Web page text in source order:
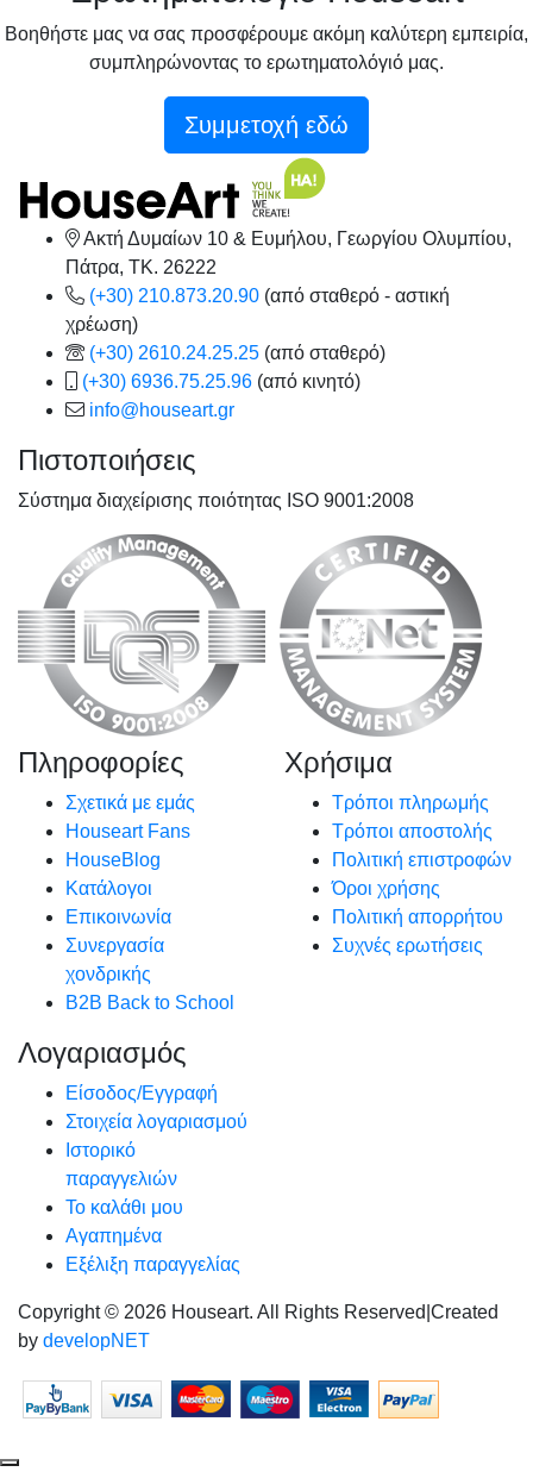
Βοηθήστε μας να σας προσφέρουμε ακόμη καλύτερη εμπειρία,
συμπληρώνοντας το ερωτηματολόγιό μας.
Συμμετοχή εδώ
Ακτή Δυμαίων 10 & Ευμήλου, Γεωργίου Ολυμπίου,
Πάτρα, TK. 26222
(+30) 210.873.20.90 (από σταθερό - αστική
χρέωση)
(+30) 2610.24.25.25 (από σταθερό)
(+30) 6936.75.25.96 (από κινητό)
info@houseart.gr
Πιστοποιήσεις
Σύστημα διαχείρισης ποιότητας ISO 9001:2008
Πληροφορίες
Σχετικά με εμάς
Houseart Fans
HouseBlog
Κατάλογοι
Επικοινωνία
Συνεργασία
χονδρικής
B2B Back to School
Χρήσιμα
Τρόποι πληρωμής
Τρόποι αποστολής
Πολιτική επιστροφών
Όροι χρήσης
Πολιτική απορρήτου
Συχνές ερωτήσεις
Λογαριασμός
Είσοδος/Εγγραφή
Στοιχεία λογαριασμού
Ιστορικό
παραγγελιών
Το καλάθι μου
Αγαπημένα
Εξέλιξη παραγγελίας
Copyright © 2026 Houseart. All Rights Reserved Created
by developNET